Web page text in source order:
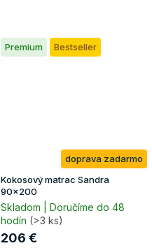
Premium Bestseller
doprava zadarmo
Kokosový matrac Sandra
90x200
Skladom | Doručíme do 48
hodín (>3 ks)
206 €